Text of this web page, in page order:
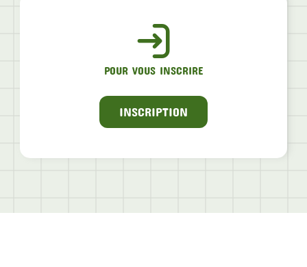
POUR VOUS INSCRIRE
INSCRIPTION